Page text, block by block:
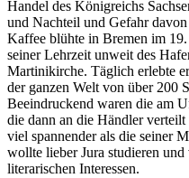
Handel des Königreichs
und Nachteil und Gefahr
Kaffee blühte in Bremen im
seiner Lehrzeit unweit des
Martinikirche. Täglich erlebte
der ganzen Welt von über 200
Beeindruckend waren die am
die dann an die Händler
viel spannender als die seiner
wollte lieber Jura studieren
literarischen Interessen.